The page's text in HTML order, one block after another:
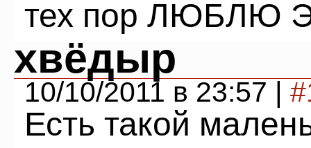
тех пор ЛЮБЛЮ
хвёдыр
10/10/2011 в 23:57 |
Есть такой